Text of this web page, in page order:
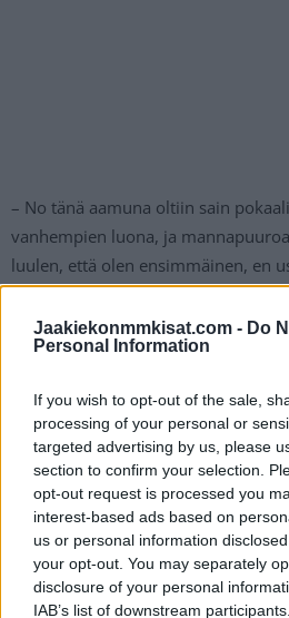
Jaakiekonmmkisat.com - Do
Personal Information
If you wish to opt-out of the sale,
processing of your personal or
targeted advertising by us, please
section to confirm your selection.
opt-out request is processed you
interest-based ads based on
us or personal information
your opt-out. You may separately
disclosure of your personal
IAB’s list of downstream
– No tänä aamuna oltiin sain
vanhempien luona, ja
luulen, että olen ensimmäinen, en
mannapuuroa aiemmin syönyt
Urheilun haastattelussa.
valmistautumisen jo tulevaan NHL-
suomalainenpalaa syyskuussa.